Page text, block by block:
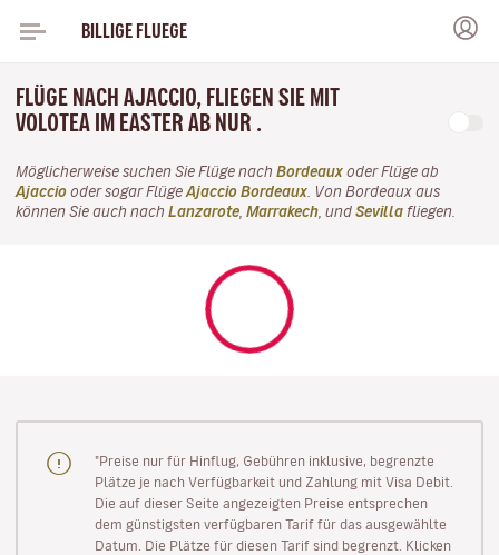
BILLIGE FLUEGE
FLÜGE NACH AJACCIO, FLIEGEN SIE MIT
VOLOTEA IM EASTER AB NUR .
Möglicherweise suchen Sie Flüge nach Bordeaux oder Flüge ab
Ajaccio oder sogar Flüge Ajaccio Bordeaux . Von Bordeaux aus
können Sie auch nach Lanzarote Marrakech , und Sevilla fliegen.
"Preise nur für Hinflug, Gebühren inklusive, begrenzte
Plätze je nach Verfügbarkeit und Zahlung mit Visa Debit.
Die auf dieser Seite angezeigten Preise entsprechen
dem günstigsten verfügbaren Tarif für das ausgewählte
Datum. Die Plätze für diesen Tarif sind begrenzt. Klicken